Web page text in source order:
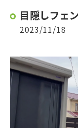
目隠しフェ
2023/11/18